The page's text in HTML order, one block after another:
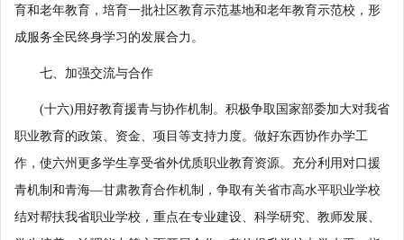
育和老年教育，培育一批社区教育示范基地和老年教育示范校，形
成服务全民终身学习的发展合力。
七、加强交流与合作
(十六)用好教育援青与协作机制。积极争取国家部委加大对我省
职业教育的政策、资金、项目等支持力度。做好东西协作办学工
作，使六州更多学生享受省外优质职业教育资源。充分利用对口援
青机制和青海—甘肃教育合作机制，争取有关省市高水平职业学校
结对帮扶我省职业学校，重点在专业建设、科学研究、教师发展、